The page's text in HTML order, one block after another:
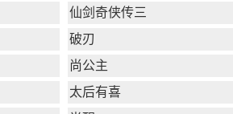
仙剑奇侠传三
破刃
尚公主
太后有喜